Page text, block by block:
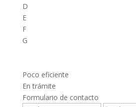
D
E
F
G
Poco eficiente
En trámite
Formulario de contacto